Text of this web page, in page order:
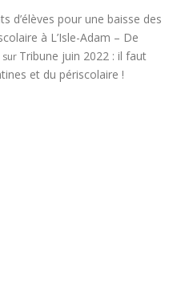
d’élèves pour une baisse des
à L’Isle-Adam – De
sur Tribune juin 2022 : il faut
et du périscolaire !